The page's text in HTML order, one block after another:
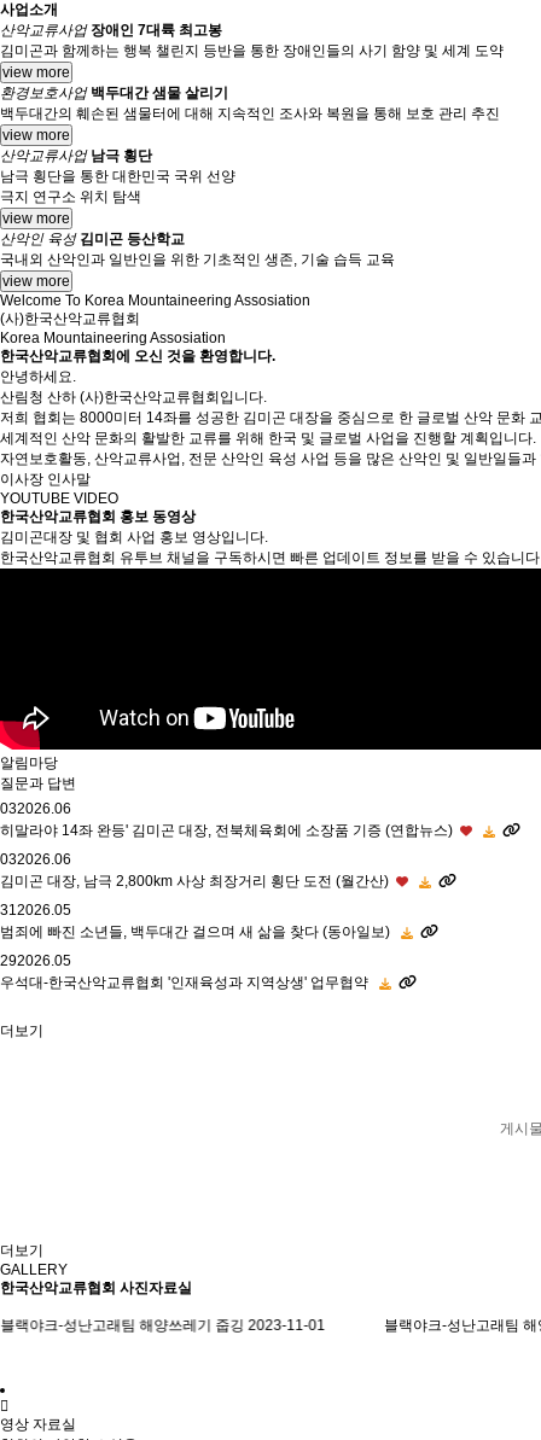
사업소개
산악교류사업 장애인 7대륙 최고봉
김미곤과 함께하는 행복 챌린지 등반을 통한 장애인들의 사기 함양 및 세계 도약
view more
환경보호사업 백두대간 샘물 살리기
백두대간의 훼손된 샘물터에 대해 지속적인 조사와 복원을 통해 보호 관리 추진
view more
산악교류사업 남극 횡단
남극 횡단을 통한 대한민국 국위 선양
극지 연구소 위치 탐색
view more
산악인 육성 김미곤 등산학교
국내외 산악인과 일반인을 위한 기초적인 생존, 기술 습득 교육
view more
Welcome To Korea Mountaineering Assosiation
(사)한국산악교류협회
Korea Mountaineering Assosiation
한국산악교류협회에 오신 것을 환영합니다.
안녕하세요.
산림청 산하 (사)한국산악교류협회입니다.
저희 협회는 8000미터 14좌를 성공한 김미곤 대장을 중심으로 한 글로벌 산악 문화
세계적인 산악 문화의 활발한 교류를 위해 한국 및 글로벌 사업을 진행할 계획입니다.
자연보호활동, 산악교류사업, 전문 산악인 육성 사업 등을 많은 산악인 및 일반일들
이사장 인사말
YOUTUBE VIDEO
한국산악교류협회 홍보 동영상
김미곤대장 및 협회 사업 홍보 영상입니다.
한국산악교류협회 유투브 채널을 구독하시면 빠른 업데이트 정보를 받을 수 있습니
알림마당
질문과 답변
032026.06
히말라야 14좌 완등' 김미곤 대장, 전북체육회에 소장품 기증 (연합뉴스)
032026.06
김미곤 대장, 남극 2,800km 사상 최장거리 횡단 도전 (월간산)
312026.05
범죄에 빠진 소년들, 백두대간 걸으며 새 삶을 찾다 (동아일보)
292026.05
우석대-한국산악교류협회 '인재육성과 지역상생' 업무협약
더보기
게시
더보기
GALLERY
한국산악교류협회 사진자료실
유캠프 현장에서 전해온 김미곤 이
대만(Taiwan) 2023 산악축제 - ATUNAS
영상 자료실